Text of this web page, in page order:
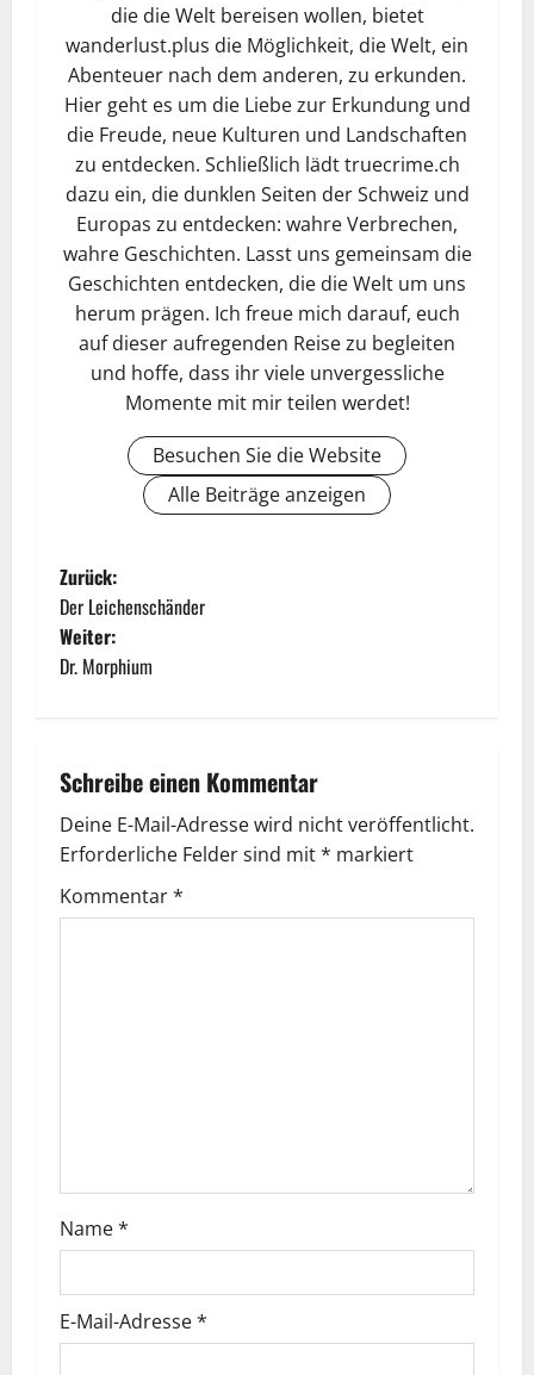
die die Welt bereisen wollen, bietet
wanderlust.plus die Möglichkeit, die Welt, ein
Abenteuer nach dem anderen, zu erkunden.
Hier geht es um die Liebe zur Erkundung und
die Freude, neue Kulturen und Landschaften
zu entdecken. Schließlich lädt truecrime.ch
dazu ein, die dunklen Seiten der Schweiz und
Europas zu entdecken: wahre Verbrechen,
wahre Geschichten. Lasst uns gemeinsam die
Geschichten entdecken, die die Welt um uns
herum prägen. Ich freue mich darauf, euch
auf dieser aufregenden Reise zu begleiten
und hoffe, dass ihr viele unvergessliche
Momente mit mir teilen werdet!
Besuchen Sie die Website
Alle Beiträge anzeigen
Zurück:
Der Leichenschänder
Weiter:
Dr. Morphium
Schreibe einen Kommentar
Deine E-Mail-Adresse wird nicht veröffentlicht.
Erforderliche Felder sind mit* markiert
Kommentar*
Name*
E-Mail-Adresse*